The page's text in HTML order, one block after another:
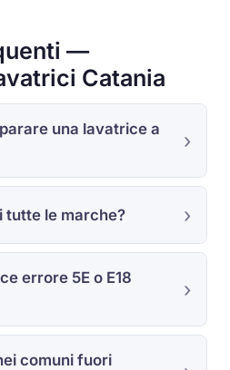
—
Catania
una lavatrice a
tutte le marche?
errore 5E o E18
comuni fuori